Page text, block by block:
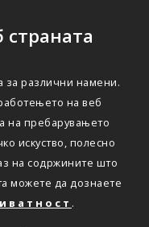
за различни намени.
на веб
на пребарувањето
искуство, полесно
на содржините што
можете да дознаете
.